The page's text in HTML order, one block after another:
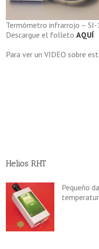
Termómetro infrarrojo – SI-
Descargue el folleto AQUÍ
Para ver un VIDEO sobre
Helios RHT
Pequeño